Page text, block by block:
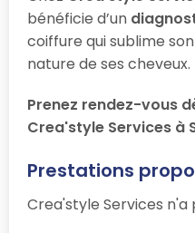
bénéficie d’un
coiffure qui sublime
nature de ses cheveux.
Prenez rendez-vous
Crea'style Services à
Prestations
Crea'style Services n'a